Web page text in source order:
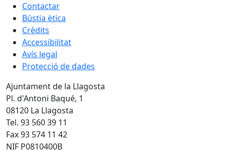
Contactar
Bústia ètica
Crèdits
Accessibilitat
Avís legal
Protecció de dades
Ajuntament de la Llagosta
Pl. d'Antoni Baqué, 1
08120 La Llagosta
Tel. 93 560 39 11
Fax 93 574 11 42
NIF P0810400B